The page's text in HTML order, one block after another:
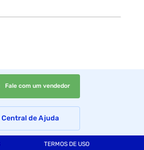
Fale com um vendedor
Central de Ajuda
TERMOS DE USO